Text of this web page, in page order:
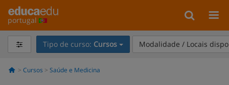
portugal
Tipo de curso: Cursos Modalidade / Locais
Cursos Saúde e Medicina